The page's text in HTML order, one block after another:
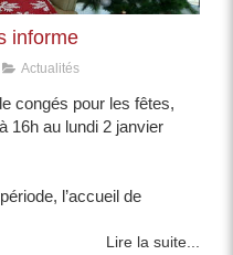
informe
Actualités
congés pour les fêtes,
16h au lundi 2 janvier
l’accueil de
Lire la suite...